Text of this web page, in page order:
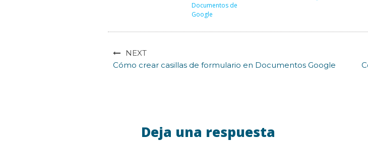
Documentos de
Google
NEXT
Cómo crear casillas de formulario en Documentos Google
Deja una respuesta